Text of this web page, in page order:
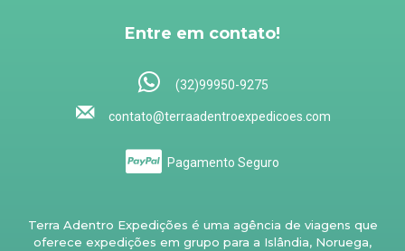
Entre em contato!
(32)99950-9275
contato@terraadentroexpedicoes.com
Pagamento Seguro
Terra Adentro Expedições é uma agência de viagens que
oferece expedições em grupo para a Islândia, Noruega,